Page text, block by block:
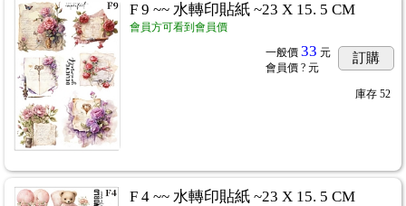
F 9 ~~ 水轉印貼紙 ~23 X 15. 5 CM
會員方可看到會員價
一般價 33 元
會員價 ? 元
訂購
庫存 52
F 4 ~~ 水轉印貼紙 ~23 X 15. 5 CM